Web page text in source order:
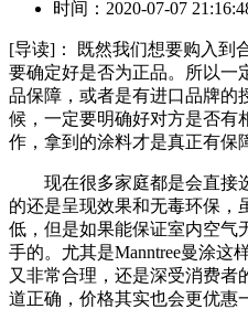
时间：2020-07-07
[导读]：
既然我们想要购入到
要确定好是否为正品。所以一
品保障，或者是有进口品牌的
候，一定要明确好对方是否有
作，拿到的涂料才是真正有保
现在很多家庭都是会直接
的还是呈现效果和无毒环保，
低，但是如果能保证室内空气
手的。尤其是Manntree曼涂这
又非常合理，还是深受消费者
道正确，价格其实也会更优惠